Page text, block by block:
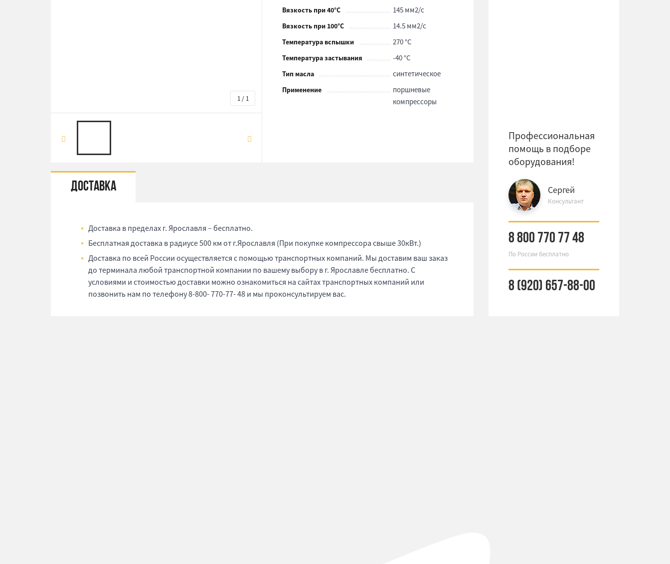
1 / 1
Вязкость при 40°С 145 мм2/с
Вязкость при 100°С 14.5 мм2/с
Температура вспышки 270 °С
Температура застывания -40 °С
Тип масла синтетическое
Применение
поршневые
компрессоры
Доставка
Доставка в пределах г. Ярославля – бесплатно.
Бесплатная доставка в радиусе 500 км от г.Ярославля (При покупке компрессора свыше 30кВт.)
Доставка по всей России осуществляется с помощью транспортных компаний. Мы доставим ваш заказ
до терминала любой транспортной компании по вашему выбору в г. Ярославле бесплатно. С
условиями и стоимостью доставки можно ознакомиться на сайтах транспортных компаний или
позвонить нам по телефону 8-800- 770-77- 48 и мы проконсультируем вас.
Профессиональная
помощь в подборе
оборудования!
Сергей
Консультант
8 800 770 77 48
По России бесплатно
8 (920) 657-88-00